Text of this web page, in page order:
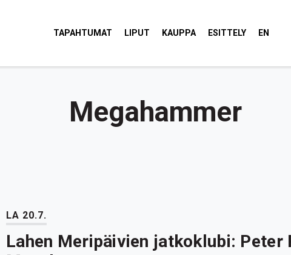
TAPAHTUMAT LIPUT KAUPPA ESITTELY EN
Megahammer
LA 20.7.
Lahen Meripäivien jatkoklubi: Peter